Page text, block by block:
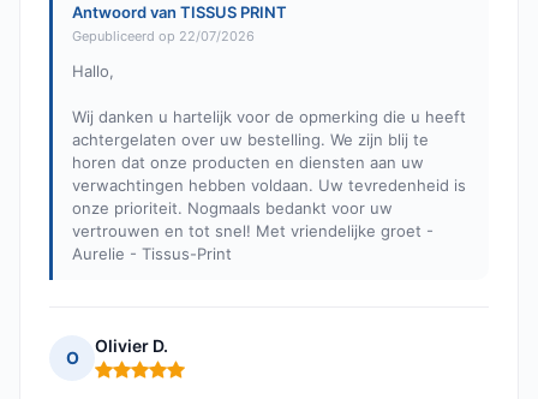
Antwoord van TISSUS PRINT
Gepubliceerd op 22/07/2026
Hallo,
Wij danken u hartelijk voor de opmerking die u heeft
achtergelaten over uw bestelling. We zijn blij te
horen dat onze producten en diensten aan uw
verwachtingen hebben voldaan. Uw tevredenheid is
onze prioriteit. Nogmaals bedankt voor uw
vertrouwen en tot snel! Met vriendelijke groet -
Aurelie - Tissus-Print
O
Olivier D.
Opmerking: 5 van 5